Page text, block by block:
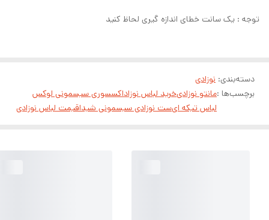
توجه : یک سانت خطای اندازه گیری لحاظ کنید
دسته‌بندی: نوزادی
برچسب‌ها :مانتو نوزادیخرید لباس نوزاداکسسوری سیسمونی لوکس
لباس تیکه ایست نوزادی سیسمونی شیداقیمت لباس نوزادی